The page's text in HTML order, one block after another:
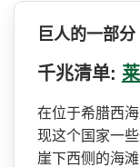
巨人的一部分
千兆清单:
在位于希腊西
现这个国家一
崖下西侧的海